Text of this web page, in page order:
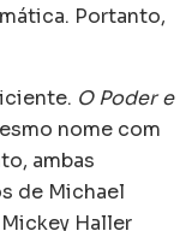
Portanto,
O Poder e
nome com
ambas
de Michael
Haller